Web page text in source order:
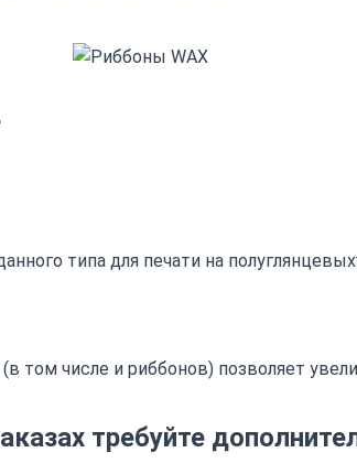
типа для печати на
том числе и риббонов) позволяет
требуйте